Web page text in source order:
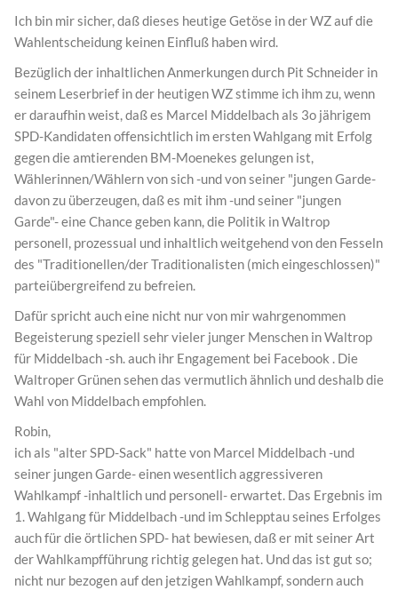
Ich bin mir sicher, daß dieses heutige Getöse in der WZ auf die
Wahlentscheidung keinen Einfluß haben wird.
Bezüglich der inhaltlichen Anmerkungen durch Pit Schneider in
seinem Leserbrief in der heutigen WZ stimme ich ihm zu, wenn
er daraufhin weist, daß es Marcel Middelbach als 3o jährigem
SPD-Kandidaten offensichtlich im ersten Wahlgang mit Erfolg
gegen die amtierenden BM-Moenekes gelungen ist,
Wählerinnen/Wählern von sich -und von seiner "jungen Garde-
davon zu überzeugen, daß es mit ihm -und seiner "jungen
Garde"- eine Chance geben kann, die Politik in Waltrop
personell, prozessual und inhaltlich weitgehend von den Fesseln
des "Traditionellen/der Traditionalisten (mich eingeschlossen)"
parteiübergreifend zu befreien.
Dafür spricht auch eine nicht nur von mir wahrgenommen
Begeisterung speziell sehr vieler junger Menschen in Waltrop
für Middelbach -sh. auch ihr Engagement bei Facebook . Die
Waltroper Grünen sehen das vermutlich ähnlich und deshalb die
Wahl von Middelbach empfohlen.
Robin,
ich als "alter SPD-Sack" hatte von Marcel Middelbach -und
seiner jungen Garde- einen wesentlich aggressiveren
Wahlkampf -inhaltlich und personell- erwartet. Das Ergebnis im
1. Wahlgang für Middelbach -und im Schlepptau seines Erfolges
auch für die örtlichen SPD- hat bewiesen, daß er mit seiner Art
der Wahlkampfführung richtig gelegen hat. Und das ist gut so;
nicht nur bezogen auf den jetzigen Wahlkampf, sondern auch